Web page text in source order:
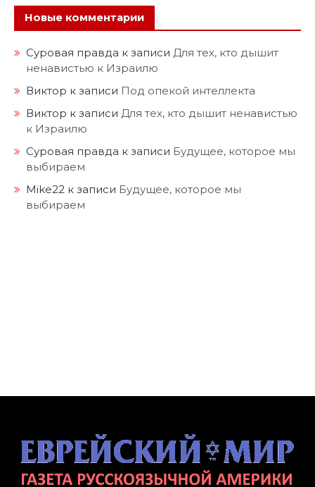
Новые комментарии
Суровая правда к записи Для тех, кто дышит
ненавистью к Израилю
Виктор к записи Под опекой интеллекта
Виктор к записи Для тех, кто дышит ненавистью
к Израилю
Суровая правда к записи Будущее, которое мы
выбираем
Mike22 к записи Будущее, которое мы
выбираем